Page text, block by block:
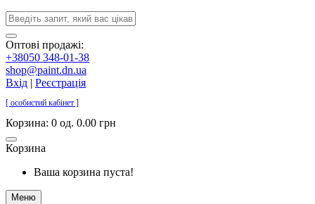
Оптові продажі:
+38050 348-01-38
shop@paint.dn.ua
Вхід | Реєстрація
[ особистий кабінет ]
Корзина: 0 од. 0.00 грн
Корзина
Ваша корзина пуста!
Меню